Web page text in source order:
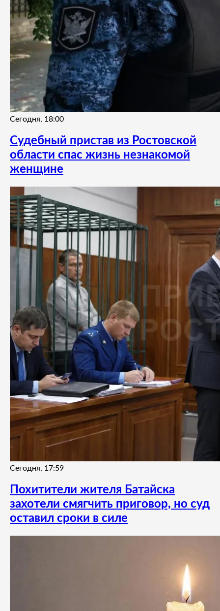
Сегодня, 18:00
Судебный пристав из Ростовской
области спас жизнь незнакомой
женщине
Сегодня, 17:59
Похитители жителя Батайска
захотели смягчить приговор, но суд
оставил сроки в силе